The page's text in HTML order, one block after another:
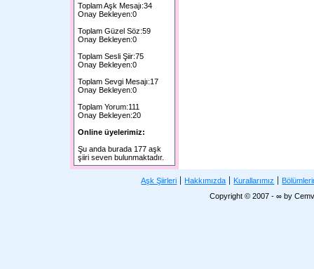
Toplam Aşk Mesajı:34
Onay Bekleyen:0
Toplam Güzel Söz:59
Onay Bekleyen:0
Toplam Sesli Şiir:75
Onay Bekleyen:0
Toplam Sevgi Mesajı:17
Onay Bekleyen:0
Toplam Yorum:111
Onay Bekleyen:20
Online üyelerimiz:
Şu anda burada 177 aşk
şiiri seven bulunmaktadır.
Aşk Şiirleri Hakkımızda Kurallarımız
Copyright © 2007 - ∞ by